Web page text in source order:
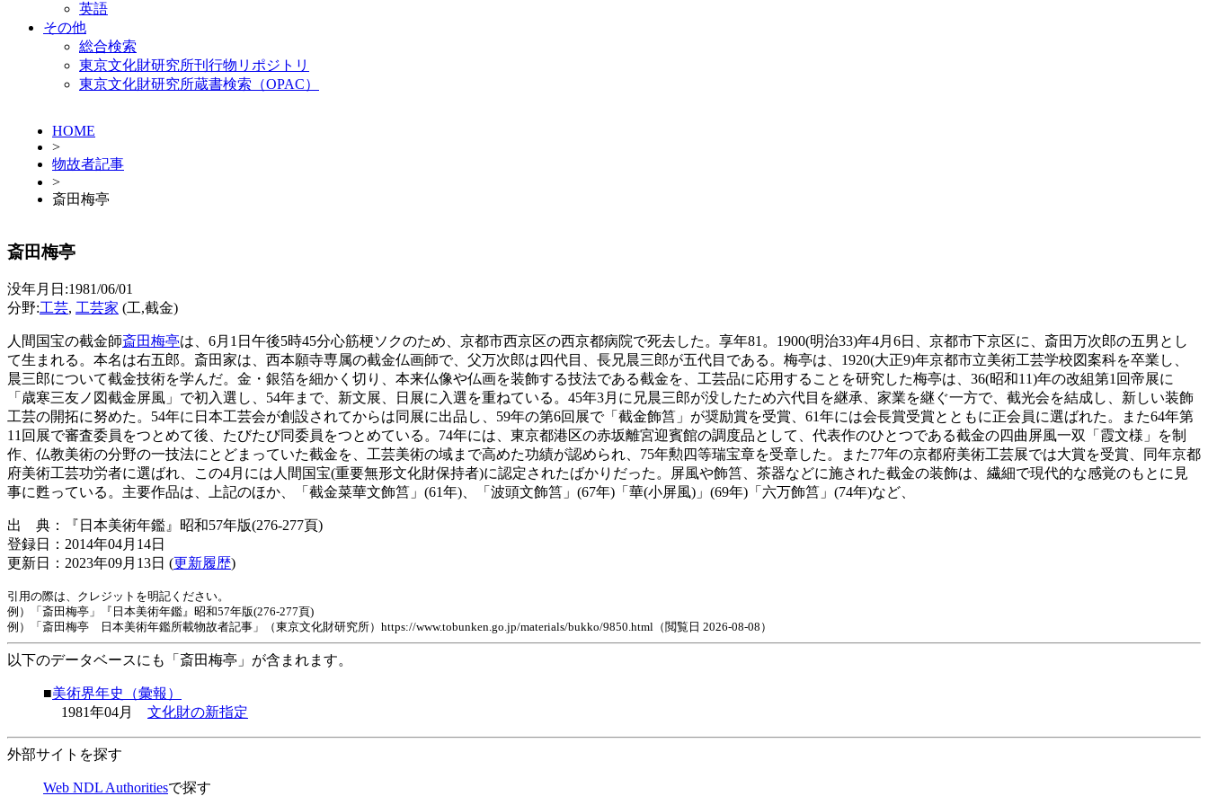
英語
その他
総合検索
東京文化財研究所刊行物リポジトリ
東京文化財研究所蔵書検索（OPAC）
HOME
>
物故者記事
>
斎田梅亭
斎田梅亭
没年月日:1981/06/01
分野:工芸, 工芸家 (工,截金)
人間国宝の截金師斎田梅亭は、6月1日午後5時45分心筋梗ソクのため、京都市西京区の西京都病院で死去した。享年81。1900(明治33)年4月6日、京都市下京区に、斎田万次郎の五男とし
て生まれる。本名は右五郎。斎田家は、西本願寺専属の截金仏画師で、父万次郎は四代目、長兄晨三郎が五代目である。梅亭は、1920(大正9)年京都市立美術工芸学校図案科を卒業し、
晨三郎について截金技術を学んだ。金・銀箔を細かく切り、本来仏像や仏画を装飾する技法である截金を、工芸品に応用することを研究した梅亭は、36(昭和11)年の改組第1回帝展に
「歳寒三友ノ図截金屏風」で初入選し、54年まで、新文展、日展に入選を重ねている。45年3月に兄晨三郎が没したため六代目を継承、家業を継ぐ一方で、截光会を結成し、新しい装飾
工芸の開拓に努めた。54年に日本工芸会が創設されてからは同展に出品し、59年の第6回展で「截金飾筥」が奨励賞を受賞、61年には会長賞受賞とともに正会員に選ばれた。また64年第
11回展で審査委員をつとめて後、たびたび同委員をつとめている。74年には、東京都港区の赤坂離宮迎賓館の調度品として、代表作のひとつである截金の四曲屏風一双「霞文様」を制
作、仏教美術の分野の一技法にとどまっていた截金を、工芸美術の域まで高めた功績が認められ、75年勲四等瑞宝章を受章した。また77年の京都府美術工芸展では大賞を受賞、同年京都
府美術工芸功労者に選ばれ、この4月には人間国宝(重要無形文化財保持者)に認定されたばかりだった。屏風や飾筥、茶器などに施された截金の装飾は、繊細で現代的な感覚のもとに見
事に甦っている。主要作品は、上記のほか、「截金菜華文飾筥」(61年)、「波頭文飾筥」(67年)「華(小屏風)」(69年)「六万飾筥」(74年)など、
出 典：『日本美術年鑑』昭和57年版(276-277頁)
登録日：2014年04月14日
更新日：2023年09月13日 (更新履歴)
引用の際は、クレジットを明記ください。
例）「斎田梅亭」『日本美術年鑑』昭和57年版(276-277頁)
例）「斎田梅亭 日本美術年鑑所載物故者記事」（東京文化財研究所）https://www.tobunken.go.jp/materials/bukko/9850.html（閲覧日 2026-08-08）
以下のデータベースにも「斎田梅亭」が含まれます。
■美術界年史（彙報）
1981年04月 文化財の新指定
外部サイトを探す
Web NDL Authoritiesで探す